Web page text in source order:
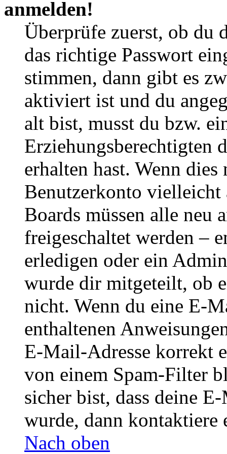
anmelden!
Überprüfe zuerst, ob du
das richtige Passwort
stimmen, dann gibt es
aktiviert ist und du
alt bist, musst du bzw.
Erziehungsberechtigten
erhalten hast. Wenn
Benutzerkonto
Boards müssen alle neu
freigeschaltet werden –
erledigen oder ein
wurde dir mitgeteilt, ob
nicht. Wenn du eine E-
enthaltenen
E-Mail-Adresse korrekt
von einem Spam-Filter
sicher bist, dass deine
wurde, dann kontaktiere
Nach oben